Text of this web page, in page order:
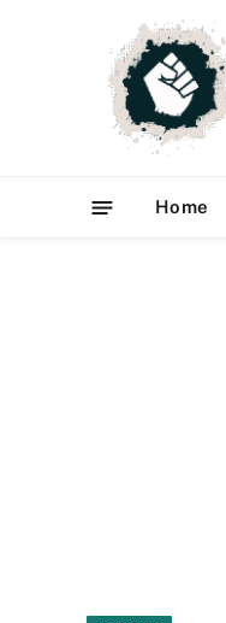
Home